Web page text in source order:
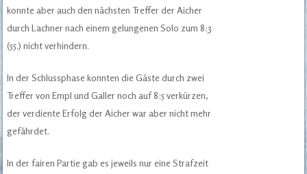
konnte aber auch den nächsten Treffer der Aicher
durch Lachner nach einem gelungenen Solo zum 8:3
(55.) nicht verhindern.
In der Schlussphase konnten die Gäste durch zwei
Treffer von Empl und Galler noch auf 8:5 verkürzen,
der verdiente Erfolg der Aicher war aber nicht mehr
gefährdet.
In der fairen Partie gab es jeweils nur eine Strafzeit